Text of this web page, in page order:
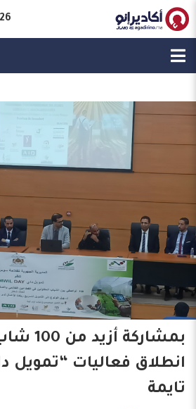
بمشاركة
انطلاق فعاليات “تمويل
تايمة